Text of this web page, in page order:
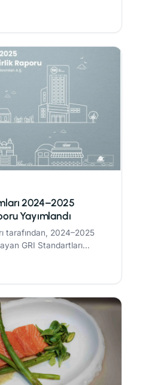
2024–2025
Yayımlandı
tarafından, 2024–2025
GRI Standartları